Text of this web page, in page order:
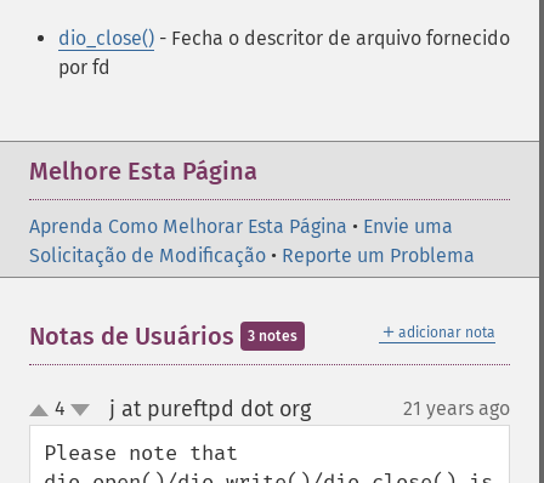
dio_close() - Fecha o descritor de arquivo fornecido
por fd
Melhore Esta Página
Aprenda Como Melhorar Esta Página • Envie uma
Solicitação de Modificação • Reporte um Problema
＋ adicionar nota
Notas de Usuários 3 notes
up
down
4 j at pureftpd dot org¶ 21 years ago
Please note that